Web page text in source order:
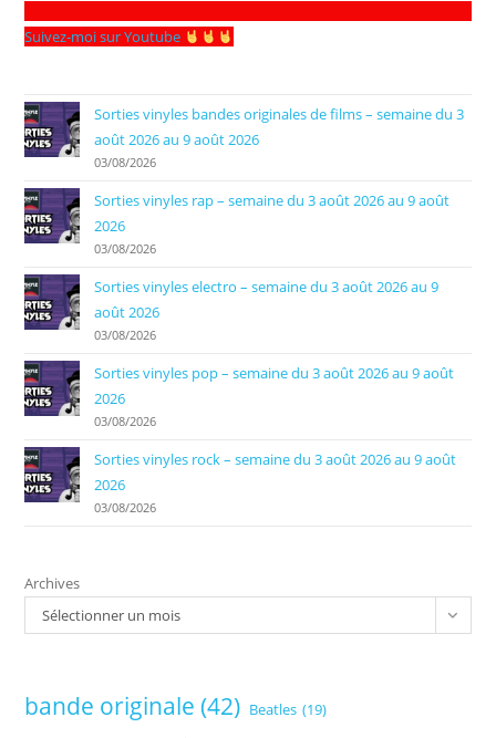
Suivez-moi sur Youtube
Sorties vinyles bandes originales de films – semaine du 3
août 2026 au 9 août 2026
03/08/2026
Sorties vinyles rap – semaine du 3 août 2026 au 9 août
2026
03/08/2026
Sorties vinyles electro – semaine du 3 août 2026 au 9
août 2026
03/08/2026
Sorties vinyles pop – semaine du 3 août 2026 au 9 août
2026
03/08/2026
Sorties vinyles rock – semaine du 3 août 2026 au 9 août
2026
03/08/2026
Archives
Sélectionner un mois
bande originale (42) Beatles (19)